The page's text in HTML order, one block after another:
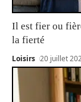
Il est fier ou
la fierté
Loisirs 20 juillet